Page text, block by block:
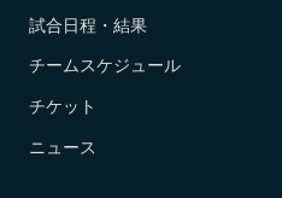
試合日程・結果
チームスケジュール
チケット
ニュース